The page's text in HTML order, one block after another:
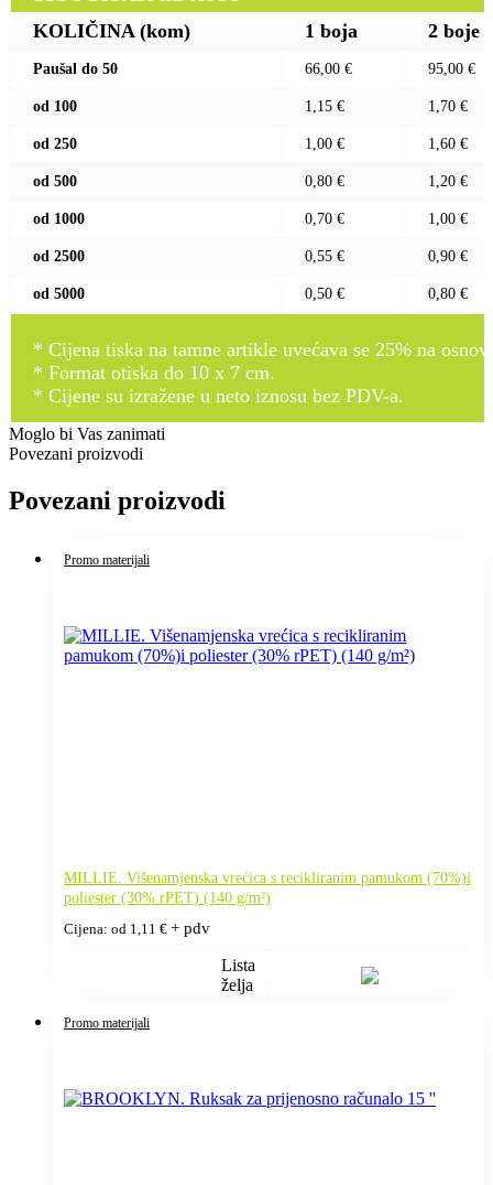
KOLIČINA (kom) 1 boja 2 boje
Paušal do 50 66,00 € 95,00 €
od 100 1,15 € 1,70 €
od 250 1,00 € 1,60 €
od 500 0,80 € 1,20 €
od 1000 0,70 € 1,00 €
od 2500 0,55 € 0,90 €
od 5000 0,50 € 0,80 €
* Cijena tiska na tamne artikle uvećava se 25% na
* Format otiska do 10 x 7 cm.
* Cijene su izražene u neto iznosu bez PDV-a.
Moglo bi Vas zanimati
Povezani proizvodi
Povezani proizvodi
Promo materijali
MILLIE. Višenamjenska vrećica s recikliranim pamukom (70%)i
poliester (30% rPET) (140 g/m²)
Cijena: od 1,11 € + pdv
Lista
želja
Promo materijali